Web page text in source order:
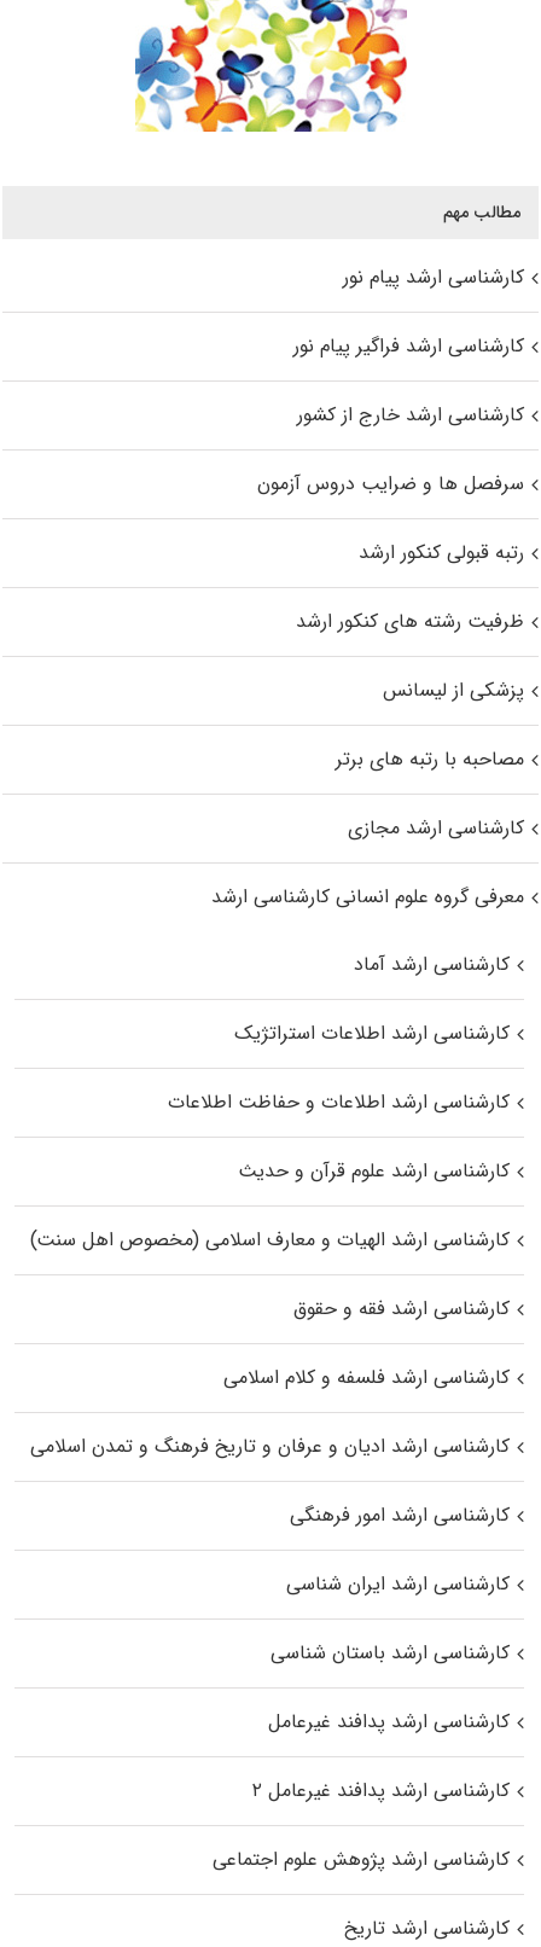
مطالب مهم
کارشناسی ارشد پیام نور
کارشناسی ارشد فراگیر پیام نور
کارشناسی ارشد خارج از کشور
سرفصل ها و ضرایب دروس آزمون
رتبه قبولی کنکور ارشد
ظرفیت رشته های کنکور ارشد
پزشکی از لیسانس
مصاحبه با رتبه های برتر
کارشناسی ارشد مجازی
معرفی گروه علوم انسانی کارشناسی ارشد
کارشناسی ارشد آماد
کارشناسی ارشد اطلاعات استراتژیک
کارشناسی ارشد اطلاعات و حفاظت اطلاعات
کارشناسی ارشد علوم قرآن و حدیث
کارشناسی ارشد الهیات و معارف اسلامی (مخصوص اهل سنت)
کارشناسی ارشد فقه و حقوق
کارشناسی ارشد فلسفه و کلام اسلامی
کارشناسی ارشد ادیان و عرفان و تاریخ فرهنگ و تمدن اسلامی
کارشناسی ارشد امور فرهنگی
کارشناسی ارشد ایران شناسی
کارشناسی ارشد باستان شناسی
کارشناسی ارشد پدافند غیرعامل
کارشناسی ارشد پدافند غیرعامل ۲
کارشناسی ارشد پژوهش علوم اجتماعی
کارشناسی ارشد تاریخ